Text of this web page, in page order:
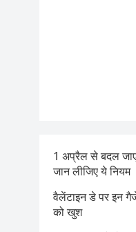
1 अप्रैल से बदल
जान लीजिए ये नियम
वैलेंटाइन डे पर इन
को खुश